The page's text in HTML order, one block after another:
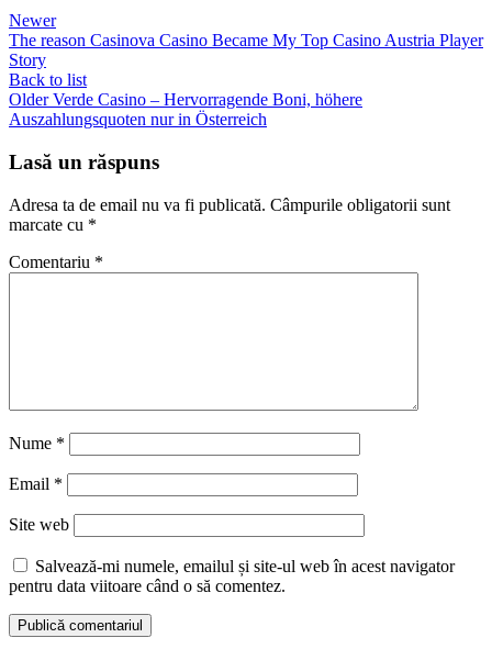
Newer
The reason Casinova Casino Became My Top Casino Austria Player
Story
Back to list
Older Verde Casino – Hervorragende Boni, höhere
Auszahlungsquoten nur in Österreich
Lasă un răspuns
Adresa ta de email nu va fi publicată. Câmpurile obligatorii sunt
marcate cu *
Comentariu *
Nume *
Email *
Site web
Salvează-mi numele, emailul și site-ul web în acest navigator
pentru data viitoare când o să comentez.